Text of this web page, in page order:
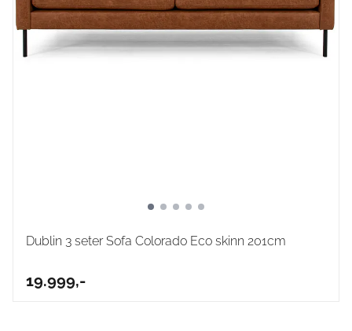
Dublin 3 seter Sofa Colorado Eco skinn 201cm
19.999,-